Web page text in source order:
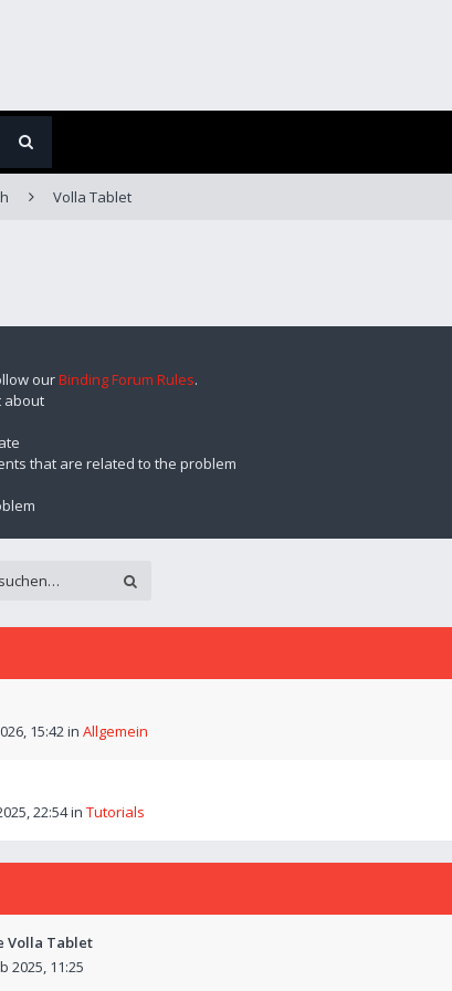
Volla Tablet
ourBinding Forum Rules.
about
that are related to the problem
15:42in Allgemein
22:54in Tutorials
Volla Tablet
2025, 11:25